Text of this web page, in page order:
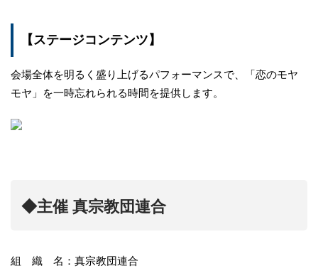
【ステージコンテンツ】
会場全体を明るく盛り上げるパフォーマンスで、「恋のモヤ
モヤ」を一時忘れられる時間を提供します。
◆主催 真宗教団連合
組 織 名：真宗教団連合